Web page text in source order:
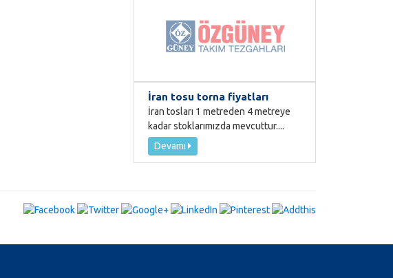
İran tosu torna fiyatları
İran tosları 1 metreden 4 metreye
kadar stoklarımızda mevcuttur....
Devamı